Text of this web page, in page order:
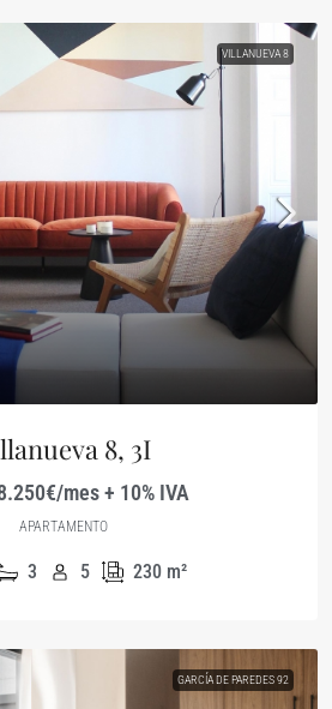
VILLANUEVA 8
8, 3I
mes + 10% IVA
APARTAMENTO
3 5 230 m²
GARCÍA DE PAREDES 92